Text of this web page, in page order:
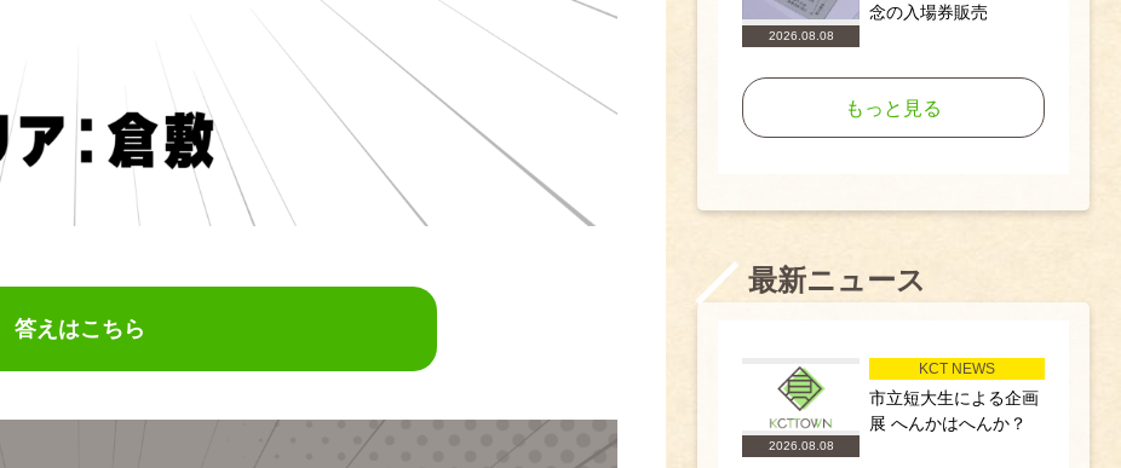
答えはこちら
2026.08.08
念の入場券販売
もっと見る
最新ニュース
2026.08.08
KCT NEWS
市立短大生による企画
展 へんかはへんか？